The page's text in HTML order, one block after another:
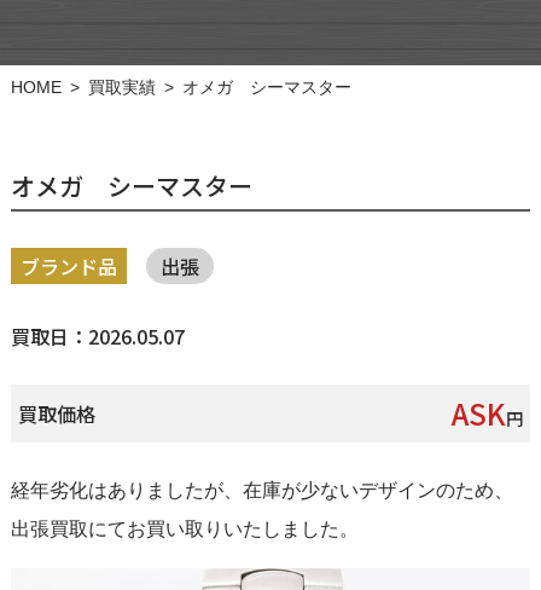
HOME 買取実績 オメガ シーマスター
オメガ シーマスター
ブランド品 出張
買取日：2026.05.07
買取価格 ASK円
経年劣化はありましたが、在庫が少ないデザインのため、
出張買取にてお買い取りいたしました。